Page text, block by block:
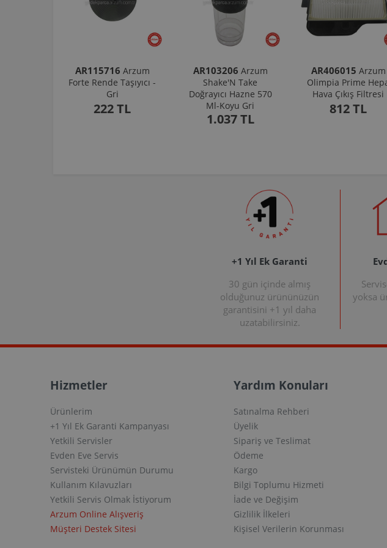
AR115716 Arzum
Forte Rende Taşıyıcı -
Gri
222 TL
AR103206 Arzum
Shake'N Take
Doğrayıcı Hazne 570
Ml-Koyu Gri
1.037 TL
AR406015 Arzum
Olimpia Prime
Hava Çıkış Filtresi
812 TL
+1 Yıl Ek Garanti
30 gün içinde almış
olduğunuz ürününüzün
garantisini +1 yıl daha
uzatabilirsiniz.
yoksa
Hizmetler
Ürünlerim
+1 Yıl Ek Garanti Kampanyası
Yetkili Servisler
Evden Eve Servis
Servisteki Ürünümün Durumu
Kullanım Kılavuzları
Yetkili Servis Olmak İstiyorum
Arzum Online Alışveriş
Müşteri Destek Sitesi
Yardım Konuları
Satınalma Rehberi
Üyelik
Sipariş ve Teslimat
Ödeme
Kargo
Bilgi Toplumu Hizmeti
İade ve Değişim
Gizlilik İlkeleri
Kişisel Verilerin Korunması